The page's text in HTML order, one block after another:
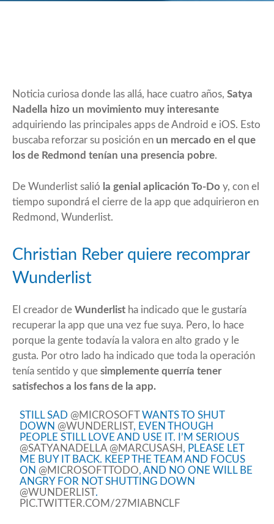
Noticia curiosa donde las allá, hace cuatro años, Satya
Nadella hizo un movimiento muy interesante
adquiriendo las principales apps de Android e iOS. Esto
buscaba reforzar su posición en un mercado en el que
los de Redmond tenían una presencia pobre.
De Wunderlist salió la genial aplicación To-Do y, con el
tiempo supondrá el cierre de la app que adquirieron en
Redmond, Wunderlist.
Christian Reber quiere recomprar
Wunderlist
El creador de Wunderlist ha indicado que le gustaría
recuperar la app que una vez fue suya. Pero, lo hace
porque la gente todavía la valora en alto grado y le
gusta. Por otro lado ha indicado que toda la operación
tenía sentido y que simplemente querría tener
satisfechos a los fans de la app.
STILL SAD @MICROSOFTWANTS TO SHUT
DOWN @WUNDERLIST, EVEN THOUGH
PEOPLE STILL LOVE AND USE IT. I’M SERIOUS
@SATYANADELLA @MARCUSASH , PLEASE LET
ME BUY IT BACK. KEEP THE TEAM AND FOCUS
ON @MICROSOFTTODO, AND NO ONE WILL BE
ANGRY FOR NOT SHUTTING DOWN
@WUNDERLIST.
PIC.TWITTER.COM/27MIABNCLF